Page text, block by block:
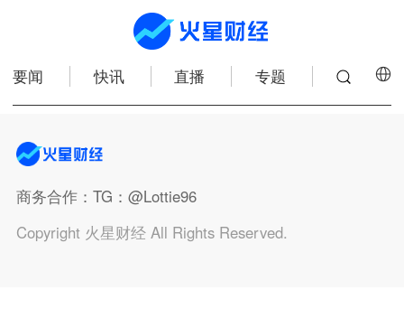
要闻 快讯 直播 专题
商务合作：TG：@Lottie96
Copyright 火星财经 All Rights Reserved.